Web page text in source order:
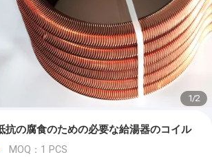
1/2
抗の腐食のための必要な給湯器のコイル
MOQ：1 PCS